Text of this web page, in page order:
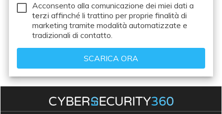
Acconsento alla comunicazione dei miei dati a
terzi affinché li trattino per proprie finalità di
marketing tramite modalità automatizzate e
tradizionali di contatto.